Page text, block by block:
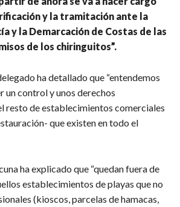
y la tramitación ante la
y la Demarcación de Costas de las
de los chiringuitos”.
ha detallado que “entendemos
un control y unos derechos
resto de establecimientos comerciales
que existen en todo el
ha explicado que “quedan fuera de
establecimientos de playas que no
(kioscos, parcelas de hamacas,